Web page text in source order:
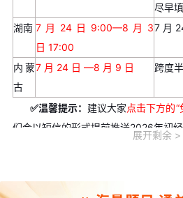
尽早
湖南 7 月 24 日 9:00—8 月 3
日 17:00
7 月
内蒙
古
7 月 24 日 —8 月 9 日 跨度
✅温馨提示：建议大家点击下方的“
们会以短信的形式提前推送2026年初
全国各省市初级经济师报名时间及报名
展开剩余